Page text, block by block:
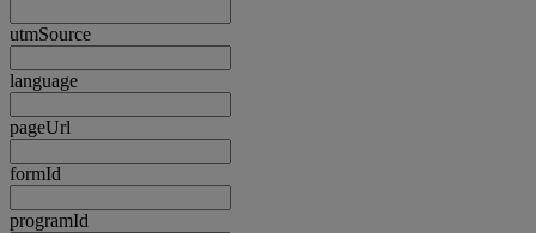
utmSource
language
pageUrl
formId
programId